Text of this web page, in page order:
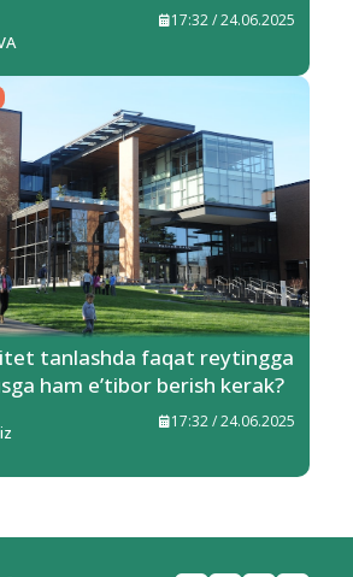
17:32 / 24.06.2025
tanlashda faqat reytingga
ham e’tibor berish kerak?
17:32 / 24.06.2025